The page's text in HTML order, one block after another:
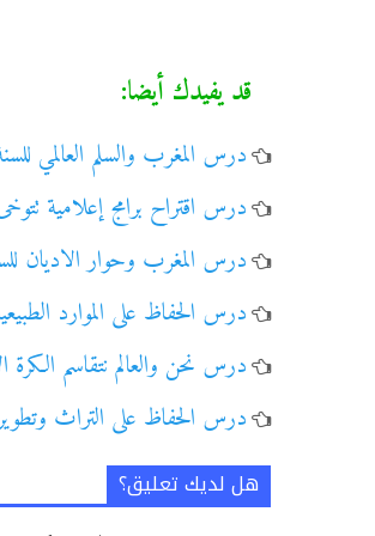
قد يفيدك أيضا:
درس المغرب والسلم العالمي
درس اقتراح برامج إعلامية
درس المغرب وحوار الاديان
درس الحفاظ على الموارد
درس نحن والعالم نتقاسم الكرة
درس الحفاظ على التراث
هل لديك تعليق؟